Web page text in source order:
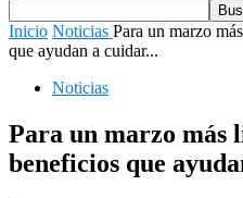
Inicio Noticias Para un marzo
que ayudan a cuidar...
Noticias
Para un marzo más
beneficios que